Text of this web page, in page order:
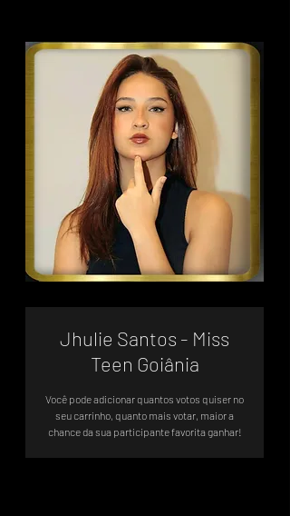
Jhulie Santos - Miss
Teen Goiânia
Você pode adicionar quantos votos quiser no
seu carrinho, quanto mais votar, maior a
chance da sua participante favorita ganhar!